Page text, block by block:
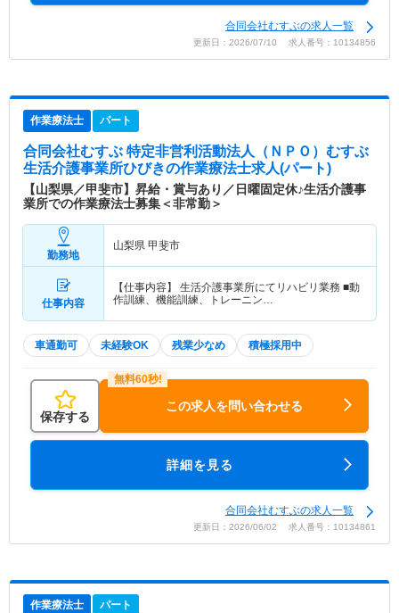
合同会社むすぶの求人一覧
更新日：2026/07/10 求人番号：10134856
作業療法士 パート
合同会社むすぶ 特定非営利活動法人（ＮＰＯ）むすぶ
生活介護事業所ひびきの作業療法士求人(パート)
【山梨県／甲斐市】昇給・賞与あり／日曜固定休♪生活介護事
業所での作業療法士募集＜非常勤＞
勤務地
山梨県 甲斐市
仕事内容
【仕事内容】 生活介護事業所にてリハビリ業務 ■動
作訓練、機能訓練、トレーニン…
車通勤可 未経験OK 残業少なめ 積極採用中
保存する
この求人を問い合わせる
詳細を見る
合同会社むすぶの求人一覧
更新日：2026/06/02 求人番号：10134861
作業療法士 パート